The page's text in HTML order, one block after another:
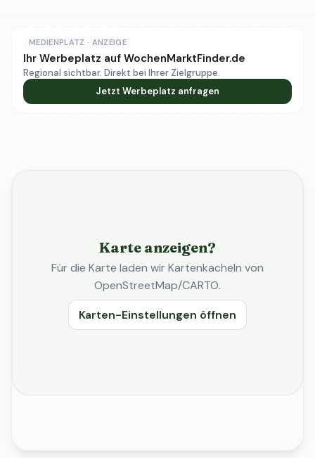
MEDIENPLATZ · ANZEIGE
Ihr Werbeplatz auf WochenMarktFinder.de
Regional sichtbar. Direkt bei Ihrer Zielgruppe.
Jetzt Werbeplatz anfragen
Karte anzeigen?
Für die Karte laden wir Kartenkacheln von
OpenStreetMap/CARTO.
Karten-Einstellungen öffnen